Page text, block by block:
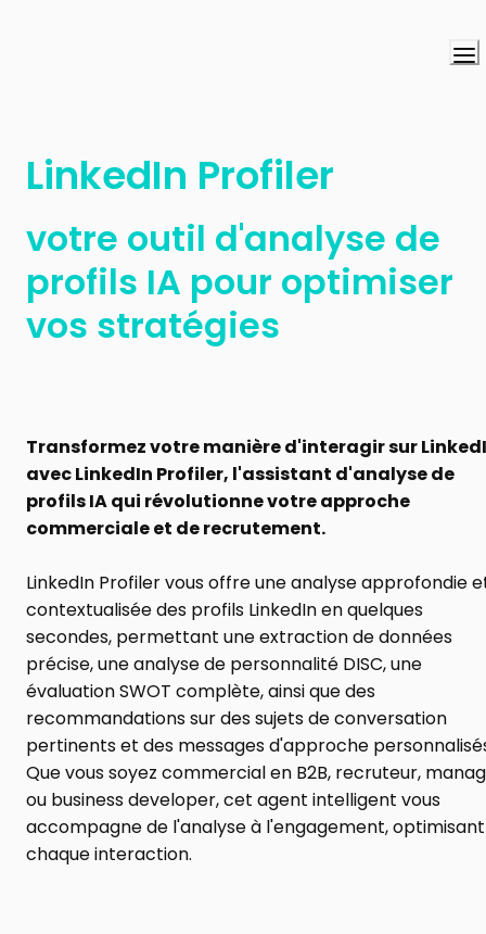
LinkedIn Profiler
votre outil d'analyse de
profils IA pour optimiser
vos stratégies
Transformez votre manière d'interagir sur
avec LinkedIn Profiler, l'assistant d'analyse de
profils IA qui révolutionne votre approche
commerciale et de recrutement.
LinkedIn Profiler vous offre une analyse approfondie
contextualisée des profils LinkedIn en quelques
secondes, permettant une extraction de données
précise, une analyse de personnalité DISC, une
évaluation SWOT complète, ainsi que des
recommandations sur des sujets de conversation
pertinents et des messages d'approche
Que vous soyez commercial en B2B, recruteur,
ou business developer, cet agent intelligent vous
accompagne de l'analyse à l'engagement, optimisant
chaque interaction.